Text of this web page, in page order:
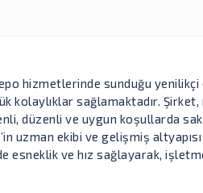
hizmetlerinde sunduğu
kolaylıklar sağlamaktadır.
düzenli ve uygun koşullarda
uzman ekibi ve gelişmiş
ve hız sağlayarak,